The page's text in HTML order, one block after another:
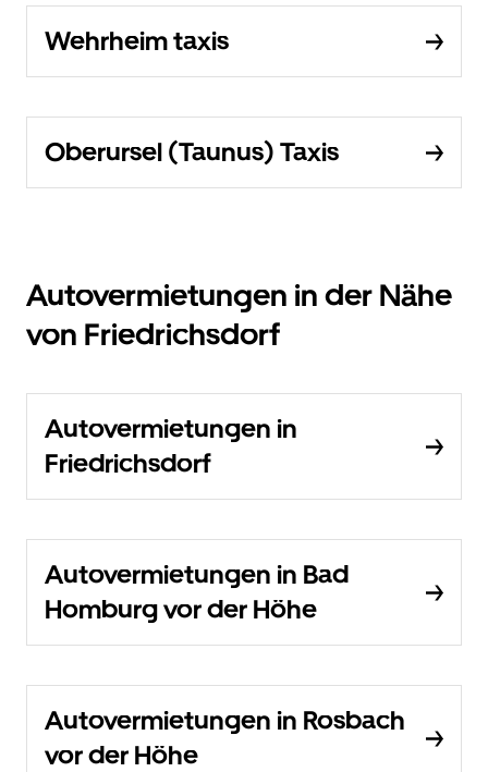
Wehrheim taxis
Oberursel (Taunus) Taxis
Autovermietungen in der Nähe
von Friedrichsdorf
Autovermietungen in
Friedrichsdorf
Autovermietungen in Bad
Homburg vor der Höhe
Autovermietungen in Rosbach
vor der Höhe